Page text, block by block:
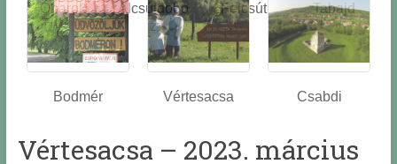
Óbarok
Alcsútdobo
z
Felcsút Tabajd
Bodmér Vértesacsa Csabdi
Vértesacsa – 2023. március